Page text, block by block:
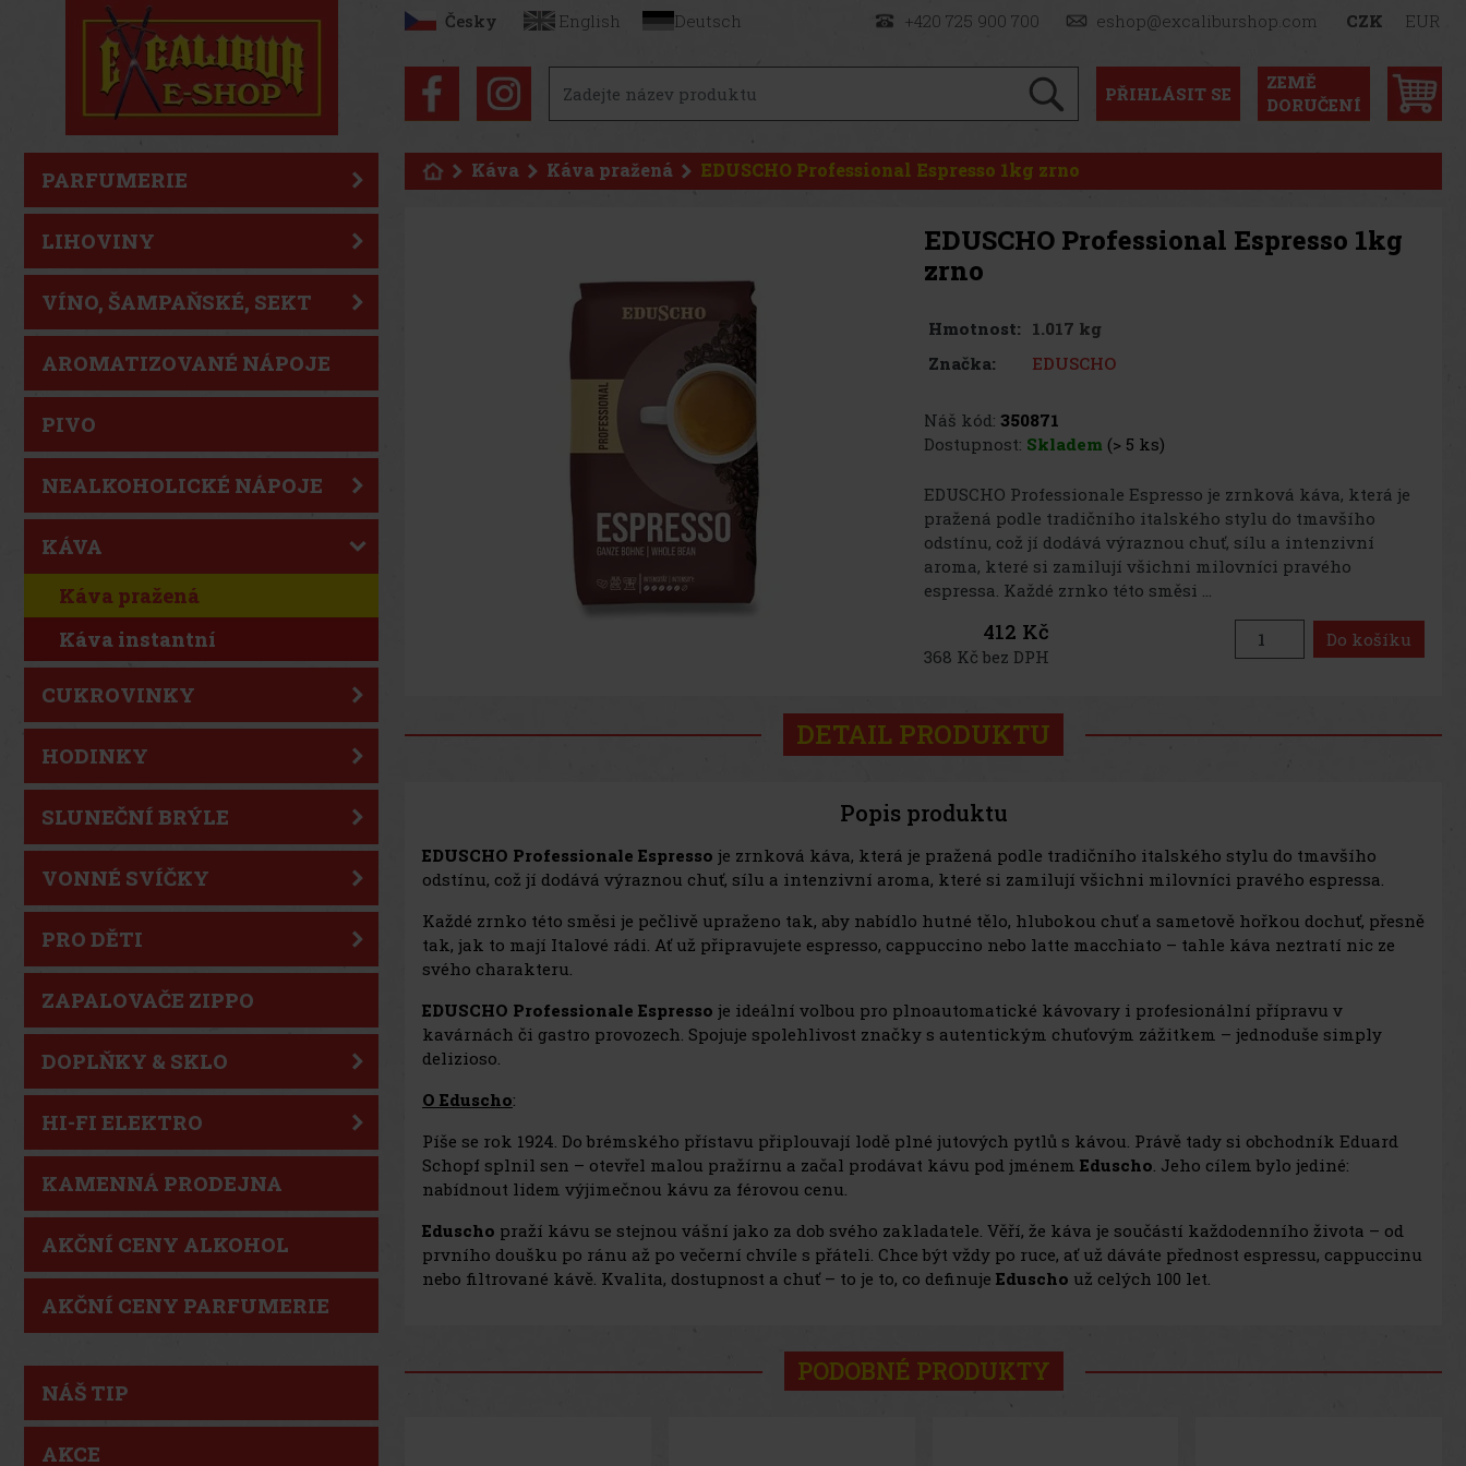
Česky English Deutsch +420 725 900 700 eshop@excaliburshop.com CZK EUR
PŘIHLÁSIT SE
ZEMĚ
DORUČENÍ
PARFUMERIE
LIHOVINY
VÍNO, ŠAMPAŇSKÉ, SEKT
AROMATIZOVANÉ NÁPOJE
PIVO
NEALKOHOLICKÉ NÁPOJE
KÁVA
Káva pražená
Káva instantní
CUKROVINKY
HODINKY
SLUNEČNÍ BRÝLE
VONNÉ SVÍČKY
PRO DĚTI
ZAPALOVAČE ZIPPO
DOPLŇKY & SKLO
HI-FI ELEKTRO
KAMENNÁ PRODEJNA
AKČNÍ CENY ALKOHOL
AKČNÍ CENY PARFUMERIE
NÁŠ TIP
AKCE
Káva Káva pražená EDUSCHO Professional Espresso 1kg zrno
EDUSCHO Professional Espresso 1kg
zrno
Hmotnost: 1.017 kg
Značka:
EDUSCHO
Náš kód: 350871
Dostupnost: Skladem (> 5 ks)
EDUSCHO Professionale Espresso je zrnková káva, která je
pražená podle tradičního italského stylu do tmavšího
odstínu, což jí dodává výraznou chuť, sílu a intenzivní
aroma, které si zamilují všichni milovníci pravého
espressa. Každé zrnko této směsi ...
412 Kč
368 Kč bez DPH
Do košíku
DETAIL PRODUKTU
Popis produktu
EDUSCHO Professionale Espresso je zrnková káva, která je pražená podle tradičního italského stylu do tmavšího
odstínu, což jí dodává výraznou chuť, sílu a intenzivní aroma, které si zamilují všichni milovníci pravého espressa.
Každé zrnko této směsi je pečlivě upraženo tak, aby nabídlo hutné tělo, hlubokou chuť a sametově hořkou dochuť, přesně
tak, jak to mají Italové rádi. Ať už připravujete espresso, cappuccino nebo latte macchiato – tahle káva neztratí nic ze
svého charakteru.
EDUSCHO Professionale Espresso je ideální volbou pro plnoautomatické kávovary i profesionální přípravu v
kavárnách či gastro provozech. Spojuje spolehlivost značky s autentickým chuťovým zážitkem – jednoduše simply
delizioso.
O Eduscho:
Píše se rok 1924. Do brémského přístavu připlouvají lodě plné jutových pytlů s kávou. Právě tady si obchodník Eduard
Schopf splnil sen – otevřel malou pražírnu a začal prodávat kávu pod jménem Eduscho . Jeho cílem bylo jediné:
nabídnout lidem výjimečnou kávu za férovou cenu.
Eduscho praží kávu se stejnou vášní jako za dob svého zakladatele. Věří, že káva je součástí každodenního života – od
prvního doušku po ránu až po večerní chvíle s přáteli. Chce být vždy po ruce, ať už dáváte přednost espressu, cappuccinu
nebo filtrované kávě. Kvalita, dostupnost a chuť – to je to, co definuje Eduscho už celých 100 let.
PODOBNÉ PRODUKTY